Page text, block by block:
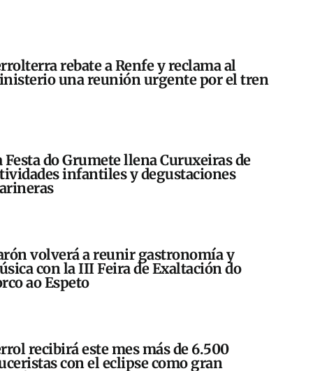
rebate a Renfe y reclama al
una reunión urgente por el tren
Festa do Grumete llena Curuxeiras de
infantiles y degustaciones
volverá a reunir gastronomía y
con la III Feira de Exaltación do
ao Espeto
recibirá este mes más de 6.500
con el eclipse como gran